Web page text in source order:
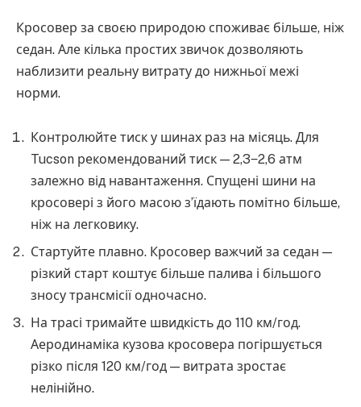
Кросовер за своєю природою споживає більше, ніж
седан. Але кілька простих звичок дозволяють
наблизити реальну витрату до нижньої межі
норми.
Контролюйте тиск у шинах раз на місяць. Для
Tucson рекомендований тиск — 2,3‒2,6 атм
залежно від навантаження. Спущені шини на
кросовері з його масою з’їдають помітно більше,
ніж на легковику.
Стартуйте плавно. Кросовер важчий за седан —
різкий старт коштує більше палива і більшого
зносу трансмісії одночасно.
На трасі тримайте швидкість до 110 км/год.
Аеродинаміка кузова кросовера погіршується
різко після 120 км/год — витрата зростає
нелінійно.